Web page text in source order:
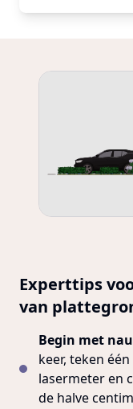
Experttips
van
Begin met
keer, teken
lasermeter en
de halve